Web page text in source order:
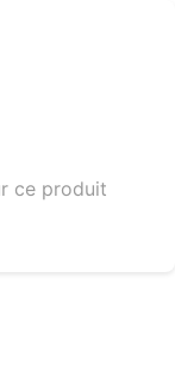
ce produit